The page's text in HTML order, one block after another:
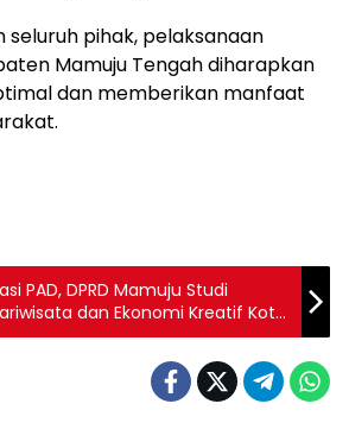
seluruh pihak, pelaksanaan
Mamuju Tengah diharapkan
dan memberikan manfaat
PAD, DPRD Mamuju Studi
dan Ekonomi Kreatif Kota